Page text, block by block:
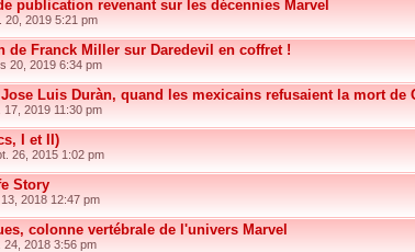
publication revenant sur les décennies Marvel
20, 2019 5:21 pm
de Franck Miller sur Daredevil en coffret !
20, 2019 6:34 pm
Luis Duràn, quand les mexicains refusaient la mort de
17, 2019 11:30 pm
I et II)
26, 2015 1:02 pm
Story
2018 12:47 pm
colonne vertébrale de l'univers Marvel
24, 2018 3:56 pm